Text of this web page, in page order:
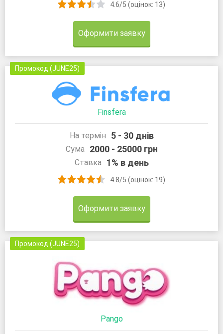
4.6/5 (оцінок: 13)
Оформити заявку
Промокод (JUNE25)
Finsfera
На термін 5 - 30 днів
Сума 2000 - 25000 грн
Ставка 1% в день
4.8/5 (оцінок: 19)
Оформити заявку
Промокод (JUNE25)
Pango